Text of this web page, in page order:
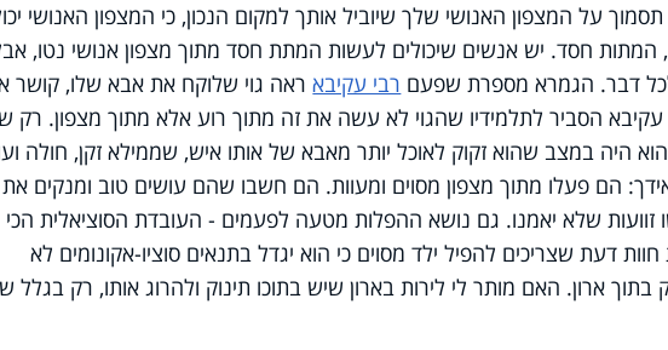
על המצפון האנושי שלך שיוביל אותך למקום הנכון, כי המצפון האנושי
המתות חסד. יש אנשים שיכולים לעשות המתת חסד מתוך מצפון אנושי נטו,
דבר. הגמרא מספרת שפעם רבי עקיבאראה גוי שלוקח את אבא שלו, קושר
עקיבא הסביר לתלמידיו שהגוי לא עשה את זה מתוך רוע אלא מתוך מצפון. רק
היה במצב שהוא זקוק לאוכל יותר מאבא של אותו איש, שממילא זקן, חולה
הם פעלו מתוך מצפון מסוים ומעוות. הם חשבו שהם עושים טוב ומנקים את
שלא יאמנו. גם נושא ההפלות מטעה לפעמים - העובדת הסוציאלית הכי
דעת שצריכים להפיל ילד מסוים כי הוא יגדל בתנאים סוציו-אקונומים לא
בתוך ארון. האם מותר לי לירות בארון שיש בתוכו תינוק ולהרוג אותו, רק בגלל